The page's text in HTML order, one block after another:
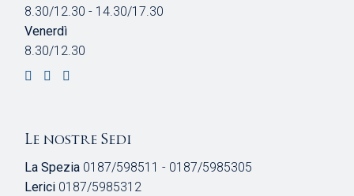
8.30/12.30 - 14.30/17.30
Venerdì
8.30/12.30
Le nostre Sedi
La Spezia 0187/598511 - 0187/5985305
Lerici 0187/5985312